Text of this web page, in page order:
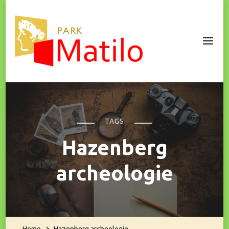
Park Matilo
TAGS
Hazenberg
archeologie